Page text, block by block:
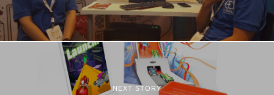
NEXT STORY